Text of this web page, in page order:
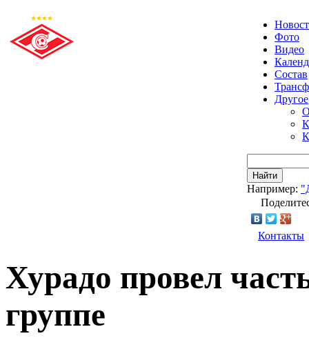
Фото
Видео
Состав
Другое
Найти
Например:
Контакты
Хурадо провел
группе